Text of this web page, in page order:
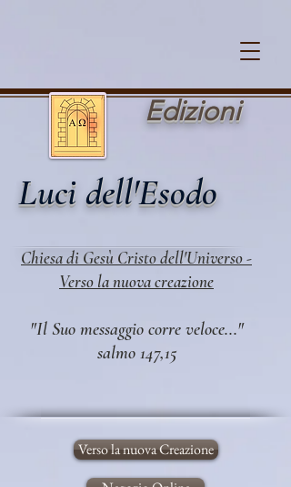
Edi zioni
Luci dell'Esodo
Chiesa di Gesù Cristo dell'Universo -
Verso la nuova creazione
"Il Suo messaggio corre veloce..."
salmo 147,15​
Verso la nuova Creazione